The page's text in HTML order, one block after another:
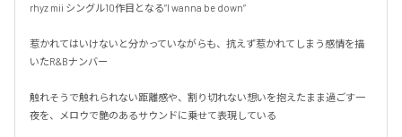
rhyz mii シングル10作目となる”I wanna be down”
惹かれてはいけないと分かっていながらも、抗えず惹かれてしまう感情を描
いたR&Bナンバー
触れそうで触れられない距離感や、割り切れない想いを抱えたまま過ごす一
夜を、メロウで艶のあるサウンドに乗せて表現している